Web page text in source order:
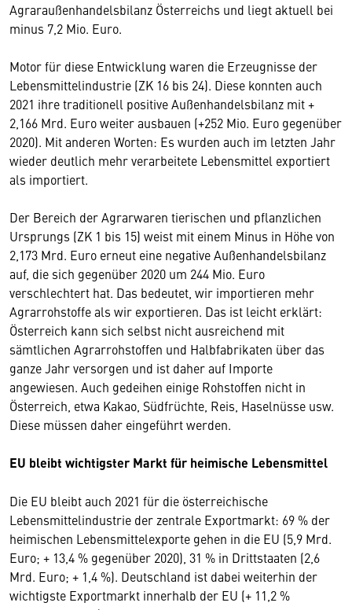
Agraraußenhandelsbilanz Österreichs und liegt aktuell bei
minus 7,2 Mio. Euro.
Motor für diese Entwicklung waren die Erzeugnisse der
Lebensmittelindustrie (ZK 16 bis 24). Diese konnten auch
2021 ihre traditionell positive Außenhandelsbilanz mit +
2,166 Mrd. Euro weiter ausbauen (+252 Mio. Euro gegenüber
2020). Mit anderen Worten: Es wurden auch im letzten Jahr
wieder deutlich mehr verarbeitete Lebensmittel exportiert
als importiert.
Der Bereich der Agrarwaren tierischen und pflanzlichen
Ursprungs (ZK 1 bis 15) weist mit einem Minus in Höhe von
2,173 Mrd. Euro erneut eine negative Außenhandelsbilanz
auf, die sich gegenüber 2020 um 244 Mio. Euro
verschlechtert hat. Das bedeutet, wir importieren mehr
Agrarrohstoffe als wir exportieren. Das ist leicht erklärt:
Österreich kann sich selbst nicht ausreichend mit
sämtlichen Agrarrohstoffen und Halbfabrikaten über das
ganze Jahr versorgen und ist daher auf Importe
angewiesen. Auch gedeihen einige Rohstoffen nicht in
Österreich, etwa Kakao, Südfrüchte, Reis, Haselnüsse usw.
Diese müssen daher eingeführt werden.
EU bleibt wichtigster Markt für heimische Lebensmittel
Die EU bleibt auch 2021 für die österreichische
Lebensmittelindustrie der zentrale Exportmarkt: 69 % der
heimischen Lebensmittelexporte gehen in die EU (5,9 Mrd.
Euro; + 13,4 % gegenüber 2020), 31 % in Drittstaaten (2,6
Mrd. Euro; + 1,4 %). Deutschland ist dabei weiterhin der
wichtigste Exportmarkt innerhalb der EU (+ 11,2 %